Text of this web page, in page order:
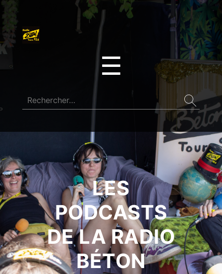
☰
LES
PODCASTS
DE LA RADIO
BÉTON